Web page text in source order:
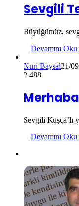
Sevgili
Büyüğümüz,
Devamını Oku
Nuri Baysal21/
2.488
Sevgili Kuşça’lı
Devamını Oku